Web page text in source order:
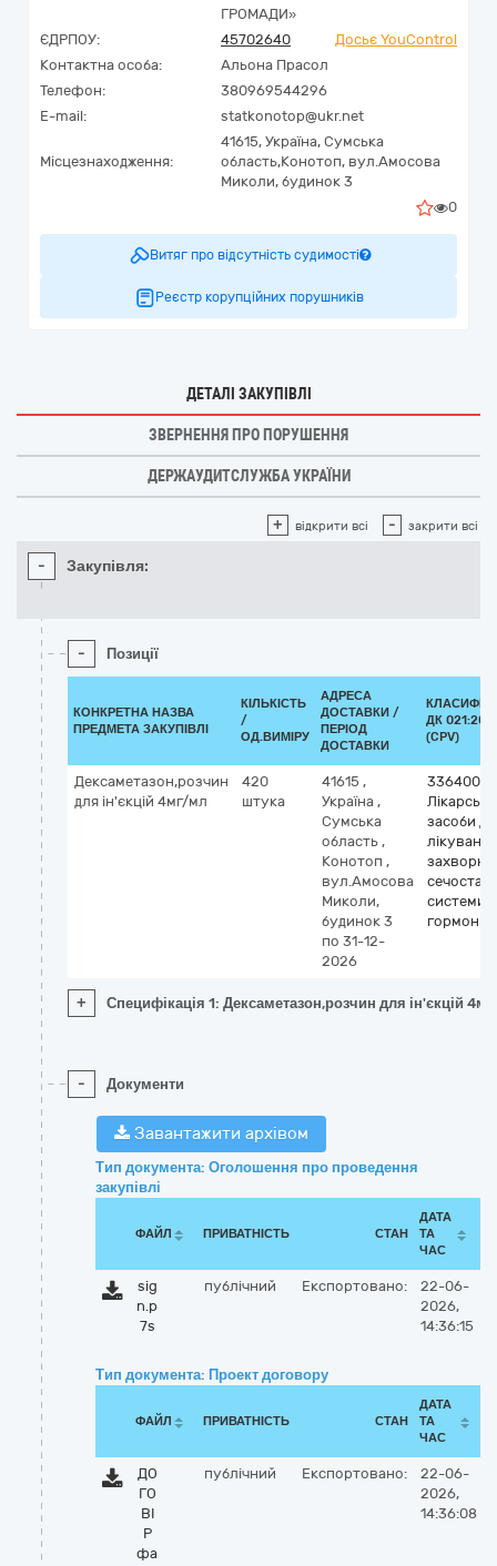
ГРОМАДИ»
ЄДРПОУ:
45702640
Досьє YouControl
Контактна особа:
Альона Прасол
Телефон:
380969544296
E-mail:
statkonotop@ukr.net
Місцезнаходження:
41615, Україна, Сумська
область,Конотоп, вул.Амосова
Миколи, будинок 3
0
Витяг про відсутність судимості
Реєстр корупційних порушників
ДЕТАЛІ ЗАКУПІВЛІ
ЗВЕРНЕННЯ ПРО ПОРУШЕННЯ
ДЕРЖАУДИТСЛУЖБА УКРАЇНИ
+ відкрити всі - закрити всі
- Закупівля:
- Позиції
КОНКРЕТНА НАЗВА
ПРЕДМЕТА ЗАКУПІВЛІ
КІЛЬКІСТЬ
/
ОД.ВИМІРУ
АДРЕСА
ДОСТАВКИ /
ПЕРІОД
ДОСТАВКИ
ДК
(CPV)
Дексаметазон,розчин
для ін'єкцій 4мг/мл
420
штука
41615 ,
Україна ,
Сумська
область ,
Конотоп ,
вул.Амосова
Миколи,
будинок 3
по 31-12-
2026
Лікарські
засоби
лікування
системи
гормони
+ Специфікація 1: Дексаметазон,розчин для ін'єкцій
- Документи
Завантажити архівом
Тип документа: Оголошення про проведення
закупівлі
ФАЙЛ ПРИВАТНІСТЬ СТАН
ДАТА
ТА
ЧАС
sig
n.p
7s
публічний Експортовано:
22-06-
2026,
14:36:15
Тип документа: Проект договору
ФАЙЛ ПРИВАТНІСТЬ СТАН
ДАТА
ТА
ЧАС
ДО
ГО
ВІ
Р
фа
публічний Експортовано:
22-06-
2026,
14:36:08